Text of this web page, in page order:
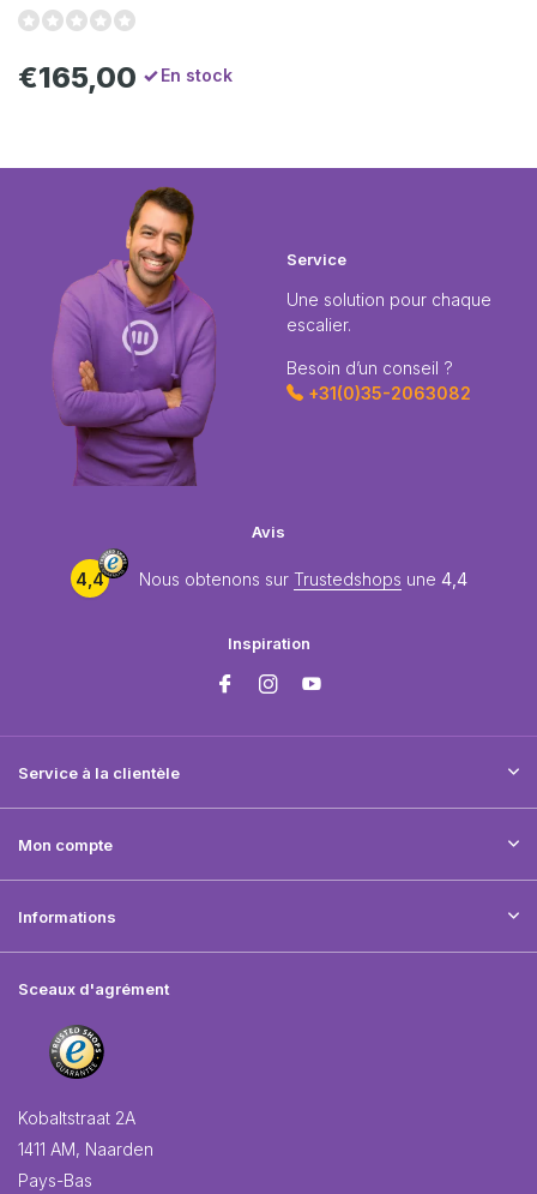
€165,00 En stock
Service
Une solution pour chaque
escalier.
Besoin d’un conseil ?
+31(0)35-2063082
Avis
4,4 Nous obtenons sur Trustedshops une 4,4
Inspiration
Service à la clientèle
Mon compte
Informations
Sceaux d'agrément
Kobaltstraat 2A
1411 AM, Naarden
Pays-Bas